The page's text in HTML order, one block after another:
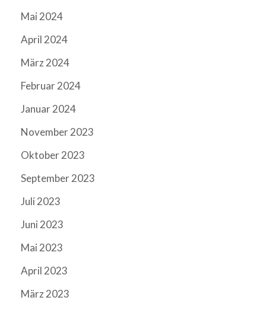
Mai 2024
April 2024
März 2024
Februar 2024
Januar 2024
November 2023
Oktober 2023
September 2023
Juli 2023
Juni 2023
Mai 2023
April 2023
März 2023